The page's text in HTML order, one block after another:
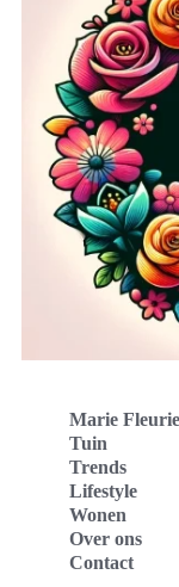
Marie Fleurie
Tuin
Trends
Lifestyle
Wonen
Over ons
Contact